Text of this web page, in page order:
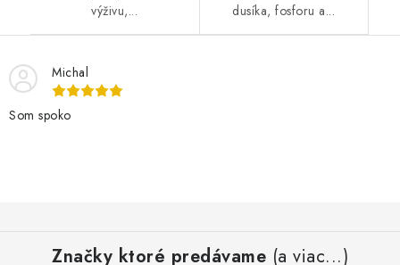
výživu,...
dusíka, fosforu a...
Michal
Som spoko
Značky ktoré predávame (a viac...)